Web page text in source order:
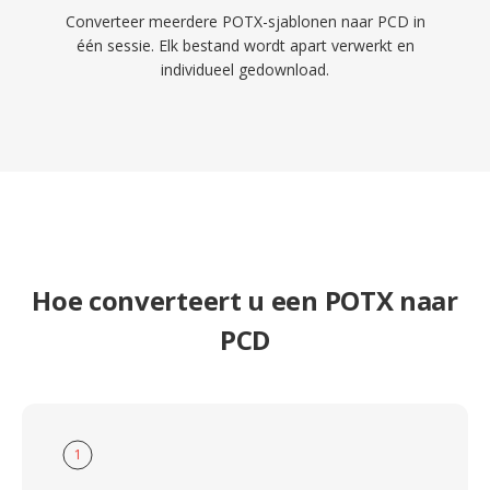
Converteer meerdere POTX-sjablonen naar PCD in
één sessie. Elk bestand wordt apart verwerkt en
individueel gedownload.
Hoe converteert u een POTX naar
PCD
1